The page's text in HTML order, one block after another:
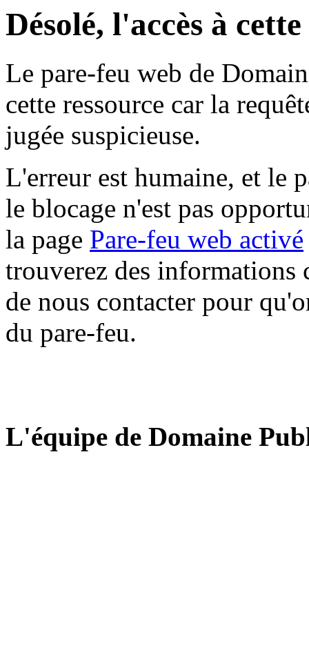
Désolé, l'accès à
Le pare-feu web de
cette ressource car la
jugée suspicieuse.
L'erreur est humaine, et le
le blocage n'est pas
la page Pare-feu web activé
trouverez des informations
de nous contacter pour
du pare-feu.
L'équipe de Domaine